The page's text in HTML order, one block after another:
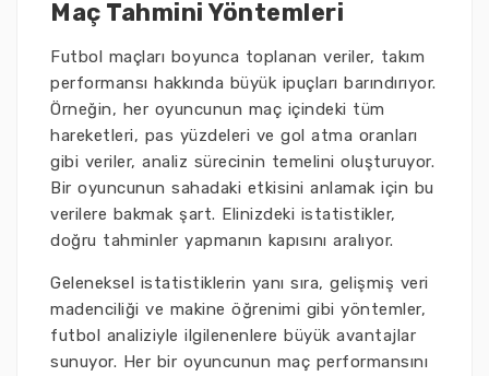
Maç Tahmini Yöntemleri
Futbol maçları boyunca toplanan veriler, takım
performansı hakkında büyük ipuçları barındırıyor.
Örneğin, her oyuncunun maç içindeki tüm
hareketleri, pas yüzdeleri ve gol atma oranları
gibi veriler, analiz sürecinin temelini oluşturuyor.
Bir oyuncunun sahadaki etkisini anlamak için bu
verilere bakmak şart. Elinizdeki istatistikler,
doğru tahminler yapmanın kapısını aralıyor.
Geleneksel istatistiklerin yanı sıra, gelişmiş veri
madenciliği ve makine öğrenimi gibi yöntemler,
futbol analiziyle ilgilenenlere büyük avantajlar
sunuyor. Her bir oyuncunun maç performansını